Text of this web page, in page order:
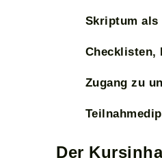
Skriptum als
Checklisten,
Zugang zu
Der